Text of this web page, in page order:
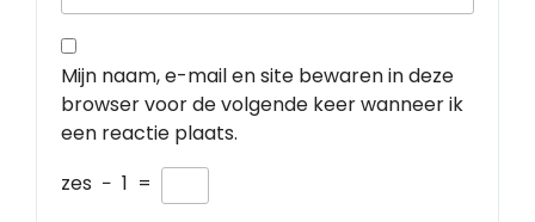
Mijn naam, e-mail en site bewaren in deze
browser voor de volgende keer wanneer ik
een reactie plaats.
zes − 1 =